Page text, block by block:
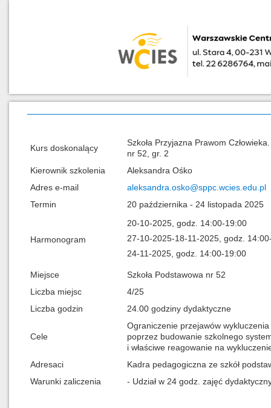
Kurs doskonalący
Szkoła Przyjazna Prawom
nr 52, gr. 2
Kierownik szkolenia
Aleksandra Ośko
Adres e-mail
aleksandra.osko@sppc.wcies.edu.pl
Termin
20 października - 24 listopada 2025
Harmonogram
20-10-2025, godz. 14:00-19:00
27-10-2025-18-11-2025, godz.
24-11-2025, godz. 14:00-19:00
Miejsce
Szkoła Podstawowa nr 52
Liczba miejsc
4/25
Liczba godzin
24.00 godziny dydaktyczne
Cele
Ograniczenie przejawów
poprzez budowanie szkolnego
i właściwe reagowanie na
Adresaci
Kadra pedagogiczna ze szkół
Warunki zaliczenia
- Udział w 24 godz. zajęć